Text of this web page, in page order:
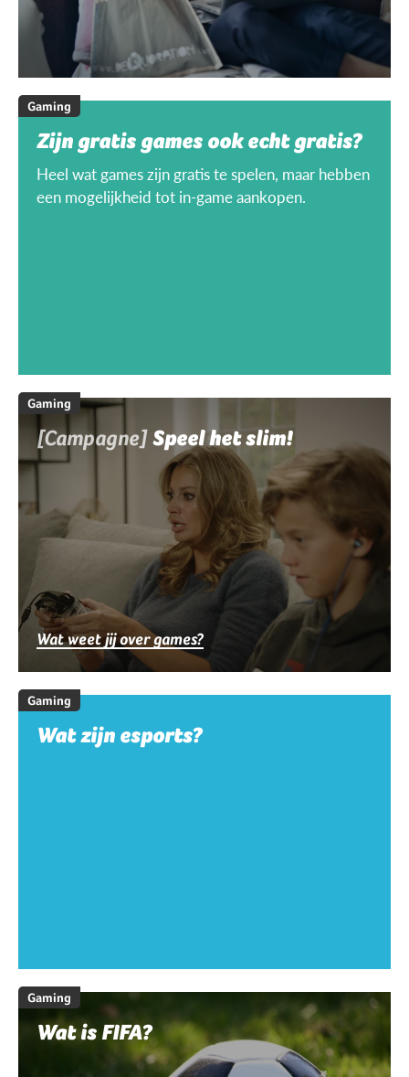
Gaming
Zijn gratis games ook echt gratis?
Heel wat games zijn gratis te spelen, maar hebben
een mogelijkheid tot in-game aankopen.
Gaming
[Campagne]Speel het slim!
Wat weet jij over games?
Gaming
Wat zijn esports?
Gaming
Wat is FIFA?